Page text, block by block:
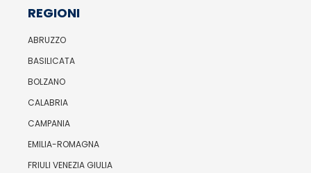
REGIONI
ABRUZZO
BASILICATA
BOLZANO
CALABRIA
CAMPANIA
EMILIA-ROMAGNA
FRIULI VENEZIA GIULIA